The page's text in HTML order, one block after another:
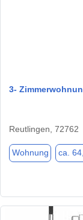
3-
Reutlingen, 72762
Wohnung ca.